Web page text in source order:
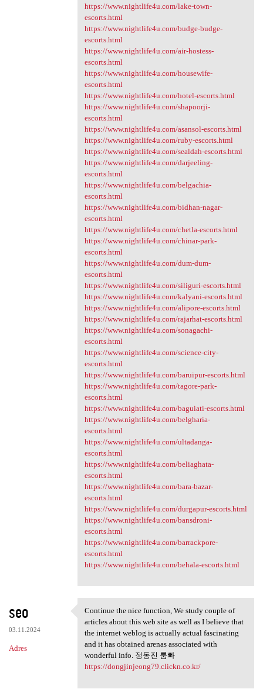
https://www.nightlife4u.com/lake-town-
escorts.html
https://www.nightlife4u.com/budge-budge-
escorts.html
https://www.nightlife4u.com/air-hostess-
escorts.html
https://www.nightlife4u.com/housewife-
escorts.html
https://www.nightlife4u.com/hotel-escorts.html
https://www.nightlife4u.com/shapoorji-
escorts.html
https://www.nightlife4u.com/asansol-escorts.html
https://www.nightlife4u.com/ruby-escorts.html
https://www.nightlife4u.com/sealdah-escorts.html
https://www.nightlife4u.com/darjeeling-
escorts.html
https://www.nightlife4u.com/belgachia-
escorts.html
https://www.nightlife4u.com/bidhan-nagar-
escorts.html
https://www.nightlife4u.com/chetla-escorts.html
https://www.nightlife4u.com/chinar-park-
escorts.html
https://www.nightlife4u.com/dum-dum-
escorts.html
https://www.nightlife4u.com/siliguri-escorts.html
https://www.nightlife4u.com/kalyani-escorts.html
https://www.nightlife4u.com/alipore-escorts.html
https://www.nightlife4u.com/rajarhat-escorts.html
https://www.nightlife4u.com/sonagachi-
escorts.html
https://www.nightlife4u.com/science-city-
escorts.html
https://www.nightlife4u.com/baruipur-escorts.html
https://www.nightlife4u.com/tagore-park-
escorts.html
https://www.nightlife4u.com/baguiati-escorts.html
https://www.nightlife4u.com/belgharia-
escorts.html
https://www.nightlife4u.com/ultadanga-
escorts.html
https://www.nightlife4u.com/beliaghata-
escorts.html
https://www.nightlife4u.com/bara-bazar-
escorts.html
https://www.nightlife4u.com/durgapur-escorts.html
https://www.nightlife4u.com/bansdroni-
escorts.html
https://www.nightlife4u.com/barrackpore-
escorts.html
https://www.nightlife4u.com/behala-escorts.html
seo
03.11.2024
Adres
Continue the nice function,
Continue the nice function, We study couple of
articles about this web site as well as I believe that
the internet weblog is actually actual fascinating
and it has obtained arenas associated with
wonderful info. 정동진 룸빠
https://dongjinjeong79.clickn.co.kr/